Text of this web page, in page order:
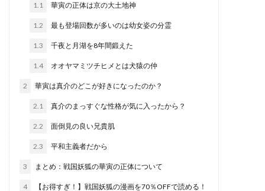
1.1 華寅の正体は京の大土地神
1.2 最も登場回数が多いのは幼女姿の分霊
1.3 千夜と月湖を8年間鍛えた
1.4 オオヤマミツチヒメとは犬猿の仲
2 華寅は真介のどこが好きになったのか？
2.1 真介のまっすぐな性格が気に入ったから？
2.2 面倒見の良い兄貴肌
2.3 平和主義者だから
3 まとめ：戦国妖狐の華寅の正体について
4 【お得すぎ！】戦国妖狐の漫画を70％OFFで読める！